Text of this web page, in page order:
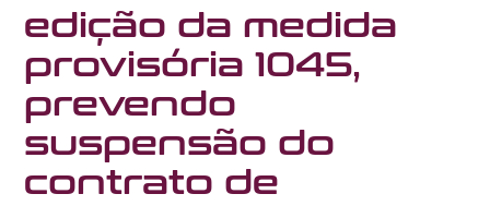
edição da medida
provisória 1045,
prevendo
suspensão do
contrato de